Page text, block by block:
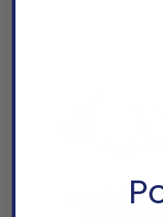
Ma peluche